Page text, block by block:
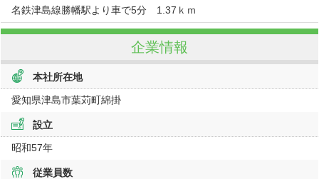
名鉄津島線勝幡駅より車で5分 1.37ｋｍ
企業情報
本社所在地
愛知県津島市葉苅町綿掛
設立
昭和57年
従業員数